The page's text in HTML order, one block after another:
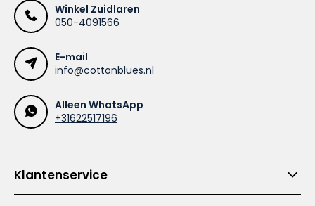
Winkel Zuidlaren
050-4091566
E-mail
info@cottonblues.nl
Alleen WhatsApp
+31622517196
Klantenservice